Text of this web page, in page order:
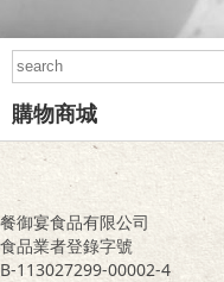
購物商城
檔案下載
常見問題
客服專區
購物商城
餐御宴食品有限公司
食品業者登錄字號
B-113027299-00002-4